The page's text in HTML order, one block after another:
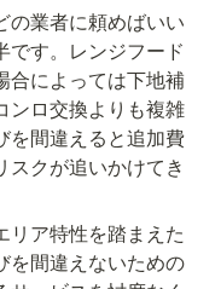
の業者に頼めばいい
です。レンジフード
合によっては下地補
ンロ交換よりも複雑
を間違えると追加費
スクが追いかけてき
リア特性を踏まえた
を間違えないための